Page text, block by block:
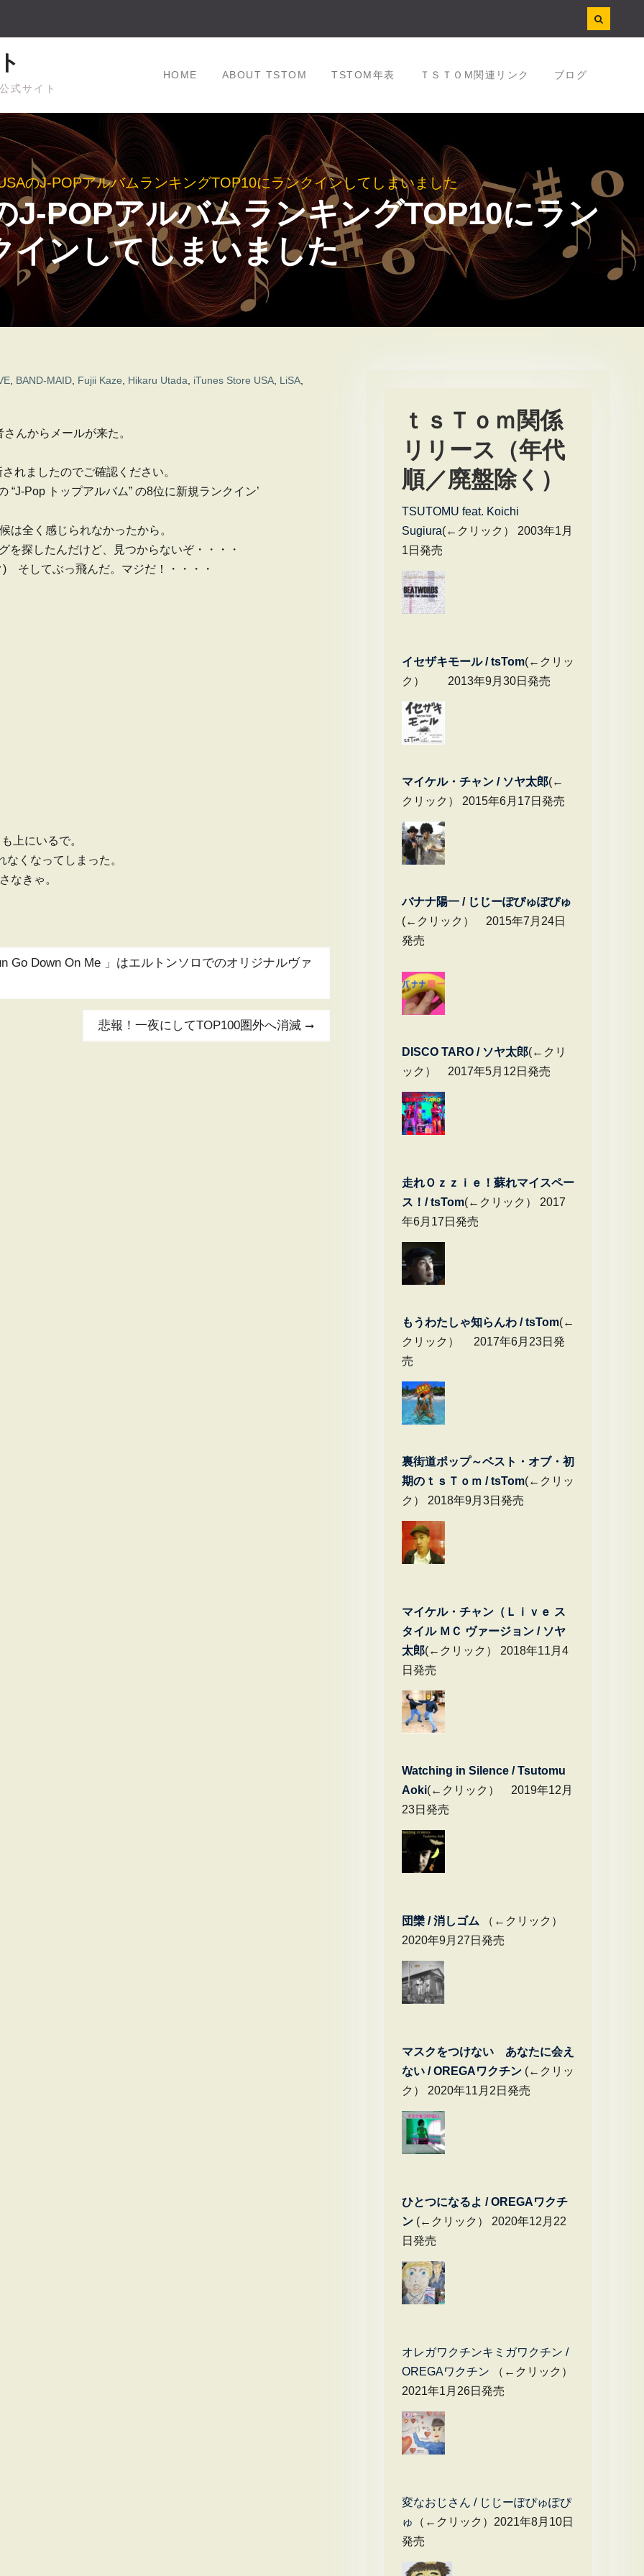
式サイト
HOME ABOUT TSTOM TSTOM年表 ＴＳＴＯM関連リンク ブログ
のJ-POPアルバムランキングTOP10にランクインしてしまいました
J-POPアルバムランキングTOP10にラン
インしてしまいました
BAND-MAID Fujii Kaze Hikaru Utada iTunes Store USA LiSA
んからメールが来た。
れましたのでご確認ください。
“J-Pop トップアルバム” の8位に新規ランクイン’
は全く感じられなかったから。
を探したんだけど、見つからないぞ・・・・
そしてぶっ飛んだ。マジだ！・・・・
上にいるで。
くなってしまった。
なきゃ。
Go Down On Me 」はエルトンソロでのオリジナルヴァ
Next
post:
悲報！一夜にしてTOP100圏外へ消滅
ｔｓＴｏｍ関係
リリース（年代
順／廃盤除く）
TSUTOMU feat. Koichi
Sugiura(←クリック） 2003年1月
1日発売
イセザキモール / tsTom(←クリッ
ク） 2013年9月30日発売
マイケル・チャ ン / ソヤ太郎(←
クリック） 2015年6月17日発売
バナナ陽一 / じじーぽぴゅぽぴゅ
(←クリック） 2015年7月24日
発売
DISCO TARO / ソヤ太郎(←クリ
ック） 2017年5月12日発売
走れＯｚｚｉｅ！蘇れマイスペー
ス！/ tsTom(←クリック） 2017
年6月17日発売
もうわたしゃ知らんわ / tsTom(←
クリック） 2017年6月23日発
売
裏街道ポップ～ベスト・オブ・初
期のｔｓＴｏｍ / tsTom(←クリッ
ク） 2018年9月3日発売
マイケル・チャン（Ｌｉｖｅ ス
タイル ＭＣ ヴァージョン / ソヤ
太郎(←クリック） 2018年11月4
日発売
Watching in Silence / Tsutomu
Aoki(←クリック） 2019年12月
23日発売
団欒 / 消しゴム （←クリック）
2020年9月27日発売
マスクをつけない あなたに会え
ない / OREGAワクチン (←クリッ
ク） 2020年11月2日発売
ひとつになるよ / OREGAワクチ
ン (←クリック） 2020年12月22
日発売
オレガワクチンキミガワクチン /
OREGAワクチン （←クリック）
2021年1月26日発売
変なおじさん / じじーぽぴゅぽぴ
ゅ
（←クリック）2021年8月10日
発売